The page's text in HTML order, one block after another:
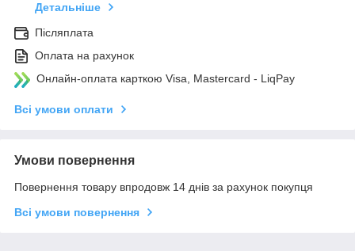
Детальніше
Післяплата
Оплата на рахунок
Онлайн-оплата карткою Visa, Mastercard - LiqPay
Всі умови оплати
Умови повернення
Повернення товару впродовж 14 днів за рахунок покупця
Всі умови повернення